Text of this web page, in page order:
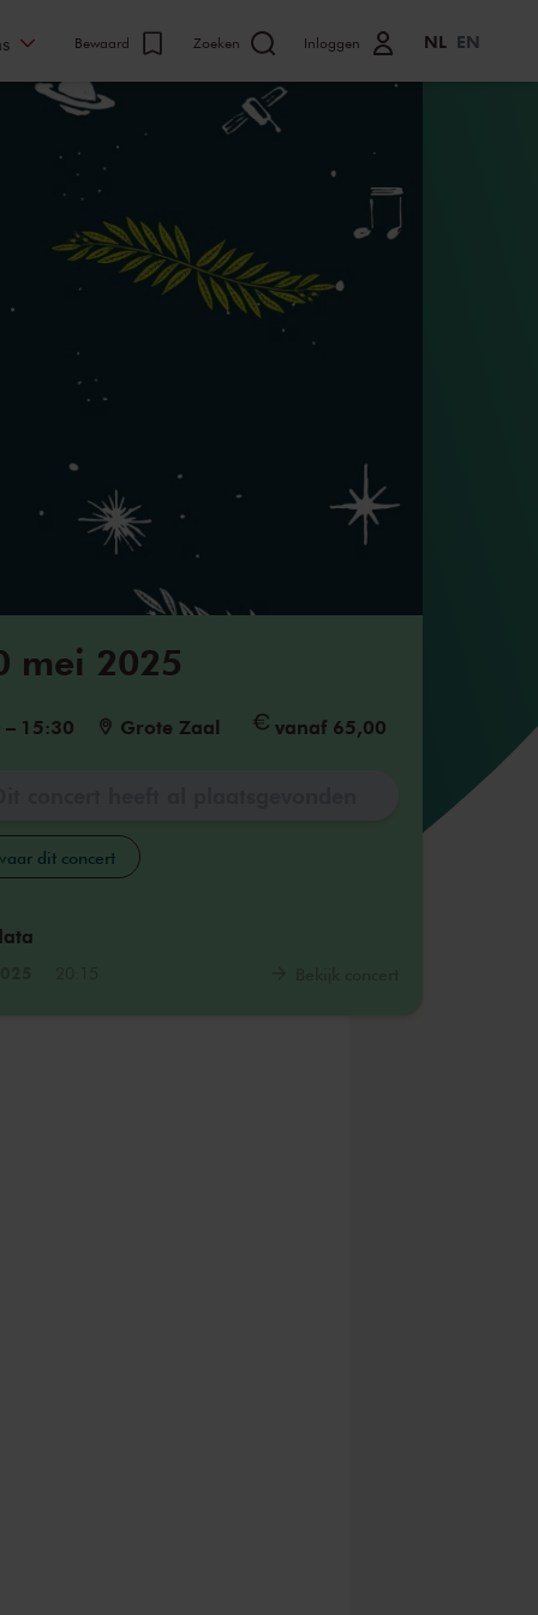
Bewaard Zoeken Inloggen NL EN
mei 2025
– 15:30 Grote Zaal vanaf 65,00
dit concert